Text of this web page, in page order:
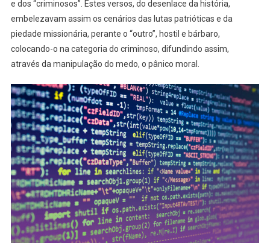
e dos “criminosos”. Estes versos, do desenlace da história,
embelezavam assim os cenários das lutas patrióticas e da
piedade missionária, perante o “outro”, hostil e bárbaro,
colocando-o na categoria do criminoso, difundindo assim,
através da manipulação do medo, o pânico moral.